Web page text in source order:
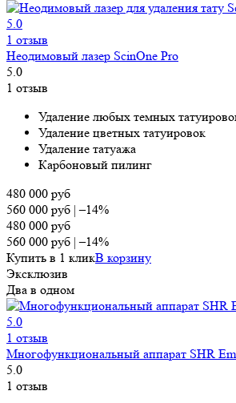
5.0
1 отзыв
Неодимовый лазер ScinOne Pro
5.0
1 отзыв
Удаление любых темных
Удаление цветных татуировок
Удаление татуажа
Карбоновый пилинг
480 000 руб
560 000 руб |–14%
480 000 руб
560 000 руб |–14%
Купить в 1 кликВ корзину
Эксклюзив
Два в одном
5.0
1 отзыв
Многофункциональный аппарат SHR
5.0
1 отзыв